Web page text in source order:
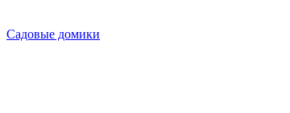
Садовые домики